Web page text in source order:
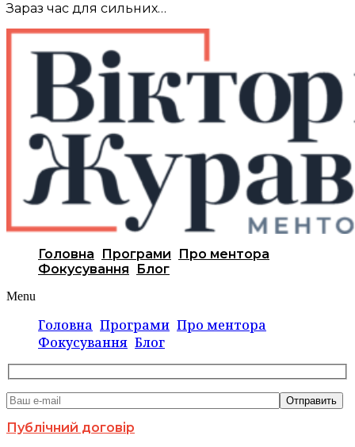
Зараз час для сильних…
Головна Програми
Про ментора
Фокусування
Блог
Menu
Головна Програми Про ментора
Фокусування Блог
Публічний договір